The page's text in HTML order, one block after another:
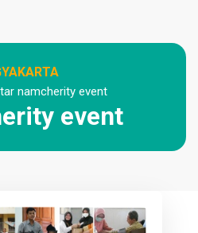
namcherity event
event